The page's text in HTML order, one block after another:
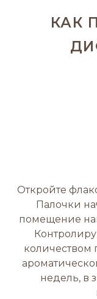
КАК
Откройте
Палочки
помещение
количеством
недель, в